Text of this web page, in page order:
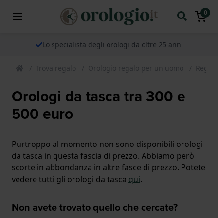
0
Lo specialista degli orologi da oltre 25 anni
Trova regalo Orologio regalo per un uomo
Orologi da tasca tra 300 e
500 euro
Purtroppo al momento non sono disponibili orologi
da tasca in questa fascia di prezzo. Abbiamo però
scorte in abbondanza in altre fasce di prezzo. Potete
vedere tutti gli orologi da tasca qui.
Non avete trovato quello che cercate?